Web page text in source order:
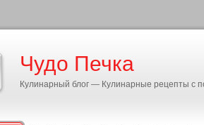
Чудо Печка
Кулинарный блог — Кулинарные рецепты с